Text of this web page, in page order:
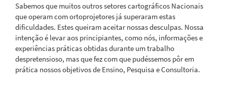
Sabemos que muitos outros setores cartográficos Nacionais
que operam com ortoprojetores já superaram estas
dificuldades. Estes queiram aceitar nossas desculpas. Nossa
intenção é levar aos principiantes, como nós, informações e
experiências práticas obtidas durante um trabalho
despretensioso, mas que fez com que pudéssemos pôr em
prática nossos objetivos de Ensino, Pesquisa e Consultoria.